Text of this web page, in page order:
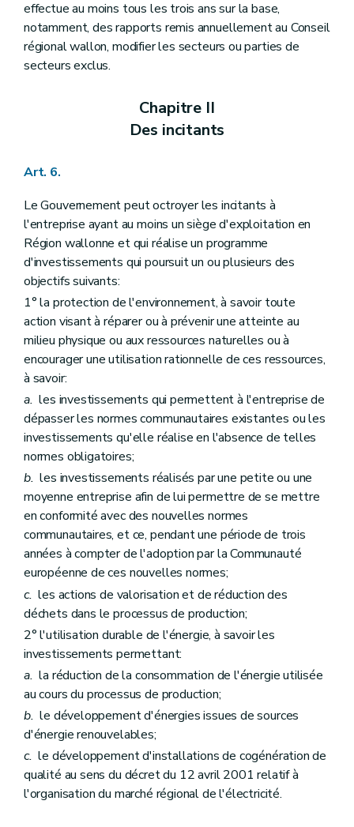
effectue au moins tous les trois ans sur la base,
notamment, des rapports remis annuellement au Conseil
régional wallon, modifier les secteurs ou parties de
secteurs exclus.
Chapitre II
Des incitants
Art. 6.
Le Gouvernement peut octroyer les incitants à
l'entreprise ayant au moins un siège d'exploitation en
Région wallonne et qui réalise un programme
d'investissements qui poursuit un ou plusieurs des
objectifs suivants:
1° la protection de l'environnement, à savoir toute
action visant à réparer ou à prévenir une atteinte au
milieu physique ou aux ressources naturelles ou à
encourager une utilisation rationnelle de ces ressources,
à savoir:
a. les investissements qui permettent à l'entreprise de
dépasser les normes communautaires existantes ou les
investissements qu'elle réalise en l'absence de telles
normes obligatoires;
b. les investissements réalisés par une petite ou une
moyenne entreprise afin de lui permettre de se mettre
en conformité avec des nouvelles normes
communautaires, et ce, pendant une période de trois
années à compter de l'adoption par la Communauté
européenne de ces nouvelles normes;
c. les actions de valorisation et de réduction des
déchets dans le processus de production;
2° l'utilisation durable de l'énergie, à savoir les
investissements permettant:
a. la réduction de la consommation de l'énergie utilisée
au cours du processus de production;
b. le développement d'énergies issues de sources
d'énergie renouvelables;
c. le développement d'installations de cogénération de
qualité au sens du décret du 12 avril 2001 relatif à
l'organisation du marché régional de l'électricité.